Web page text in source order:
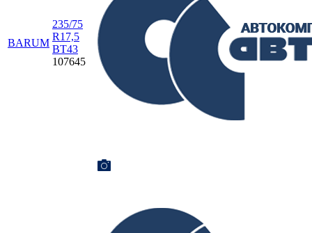
BARUM
235/75
R17,5
BT43
107645